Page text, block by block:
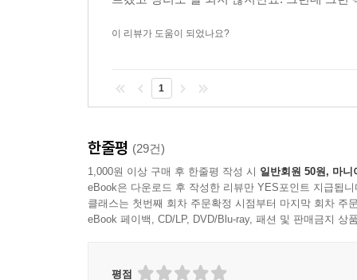
이 리뷰가 도움이 되었나요?
1
한줄평 (29건)
1,000원 이상 구매 후 한줄평 작성 시 일반회원 50원, 마니
eBook은 다운로드 후 작성한 리뷰만 YES포인트 지급됩니
클래스는 첫번째 회차 주문확정 시점부터 마지막 회차 주
eBook 페이백, CD/LP, DVD/Blu-ray, 패션 및 판매금지 상
평점